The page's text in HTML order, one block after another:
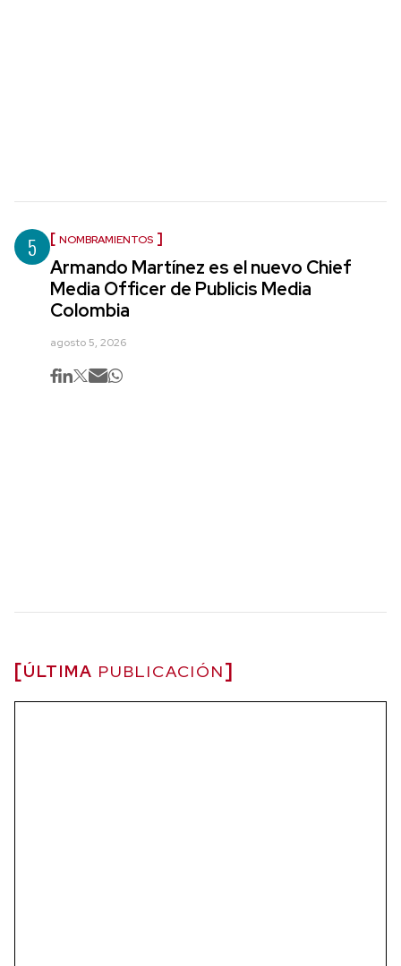
5 NOMBRAMIENTOS
Armando Martínez es el nuevo Chief
Media Officer de Publicis Media
Colombia
agosto 5, 2026
ÚLTIMA PUBLICACIÓN